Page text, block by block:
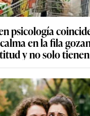
psicología
en la fila
y no solo